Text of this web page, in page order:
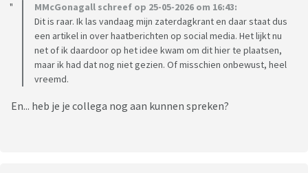
MMcGonagall schreef op 25-05-2026 om 16:43:
Dit is raar. Ik las vandaag mijn zaterdagkrant en daar staat dus
een artikel in over haatberichten op social media. Het lijkt nu
net of ik daardoor op het idee kwam om dit hier te plaatsen,
maar ik had dat nog niet gezien. Of misschien onbewust, heel
vreemd.
En... heb je je collega nog aan kunnen spreken?